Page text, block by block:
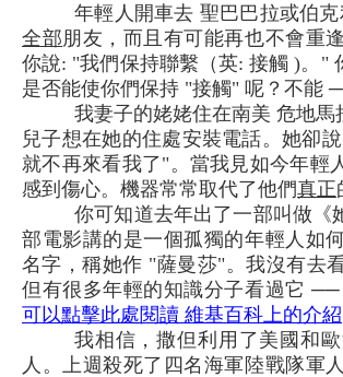
年輕人開車去 聖巴巴拉或伯
全部朋友，而且有可能再也不會重
你說: "我們保持聯繫（英: 接觸 )。"
是否能使你們保持 "接觸" 呢？不能
我妻子的姥姥住在南美 危地
兒子想在她的住處安裝電話。她卻
就不再來看我了"。當我見如今年輕
感到傷心。機器常常取代了他們真正
你可知道去年出了一部叫做
部電影講的是一個孤獨的年輕人如
名字，稱她作 "薩曼莎"。我沒有去
但有很多年輕的知識分子看過它
可以點擊此處閱讀 維基百科上的介紹
我相信，撒但利用了美國和
人。上週殺死了四名海軍陸戰隊軍